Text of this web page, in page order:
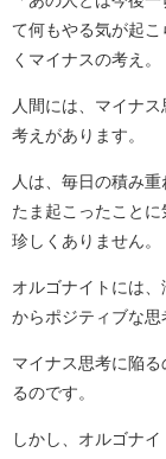
て何もやる気が起
くマイナスの考え。
人間には、マイナ
考えがあります。
人は、毎日の積み
たま起こったこと
珍しくありません。
オルゴナイトには
からポジティブな思
マイナス思考に陥
るのです。
しかし、オルゴナ